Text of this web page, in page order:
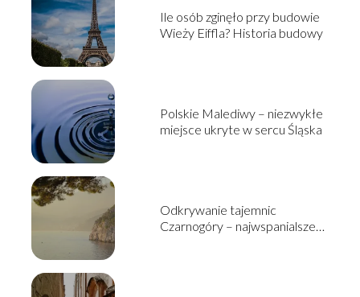
Ile osób zginęło przy budowie
Wieży Eiffla? Historia budowy
Polskie Malediwy – niezwykłe
miejsce ukryte w sercu Śląska
Odkrywanie tajemnic
Czarnogóry – najwspanialsze